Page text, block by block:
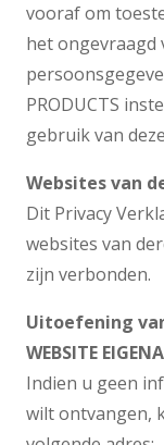
vooraf om
het ongevraagd
PRODUCTS
gebruik van
Websites van
Dit Privacy
websites van
zijn verbonden.
Uitoefening
WEBSITE
Indien u geen
wilt ontvangen,